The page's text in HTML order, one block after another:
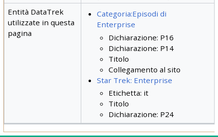
Entità DataTrek
utilizzate in questa
pagina
Categoria:Episodi di
Enterprise
Dichiarazione: P16
Dichiarazione: P14
Titolo
Collegamento al sito
Star Trek: Enterprise
Etichetta: it
Titolo
Dichiarazione: P24